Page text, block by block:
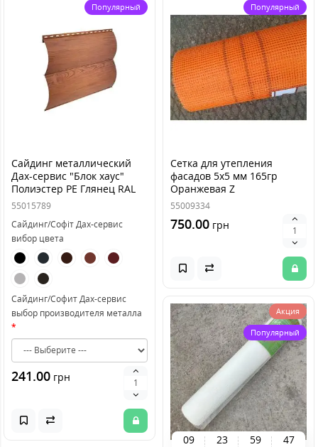
Популярный
Сайдинг металлический
Дах-сервис "Блок хаус"
Полиэстер PE Глянец RAL
55015789
Сайдинг/Софіт Дах-сервис
вибор цвета
Сайдинг/Софит Дах-сервис
выбор производителя металла
241.00 грн
Популярный
Сетка для утепления
фасадов 5х5 мм 165гр
Оранжевая Z
55009334
750.00 грн
Акция
Популярный
09 23 59 47